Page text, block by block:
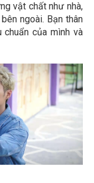
vật chất như nhà,
ngoài. Bạn thân
của mình và